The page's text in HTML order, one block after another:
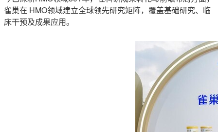
雀巢在 HMO领域建立全球领先研究矩阵，覆盖基础研究、临
床干预及成果应用。